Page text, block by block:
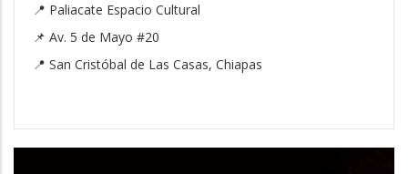
📍 Paliacate Espacio Cultural
📌 Av. 5 de Mayo #20
📍 San Cristóbal de Las Casas, Chiapas